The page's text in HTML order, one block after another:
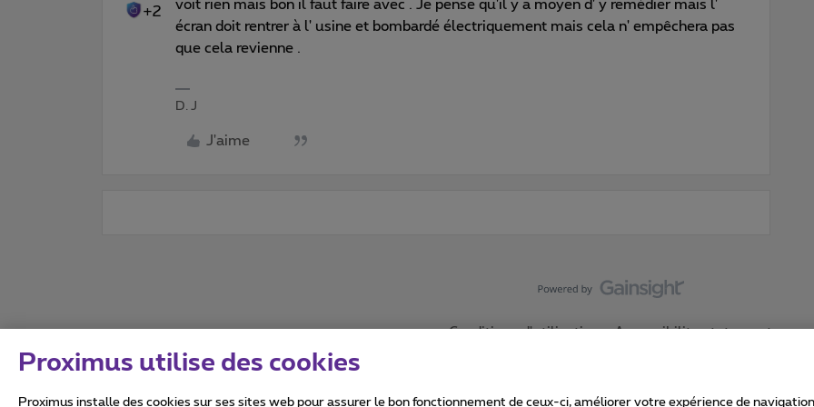
+2
voit rien mais bon il faut faire avec . Je pense qu'il y a moyen d' y remédier mais l'
écran doit rentrer à l' usine et bombardé électriquement mais cela n' empêchera pas
que cela revienne .
D. J
J'aime
Conditions d'utilisation Accessibility statement
Proximus utilise des cookies
Proximus installe des cookies sur ses sites web pour assurer le bon fonctionnement de ceux-ci, améliorer votre expérience de